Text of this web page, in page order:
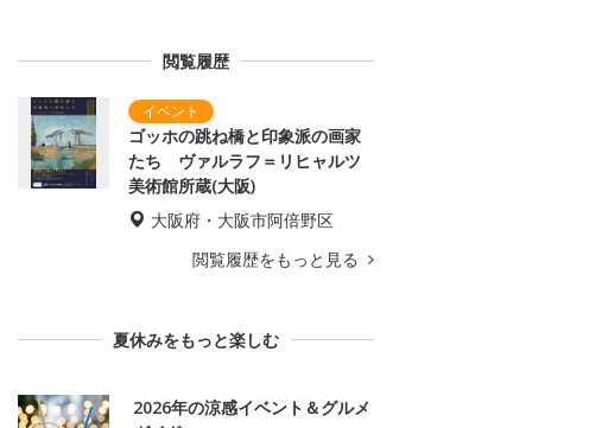
閲覧履歴
ゴッホの跳ね橋と印象派の画家
たち ヴァルラフ＝リヒャルツ
美術館所蔵(大阪)
大阪府・大阪市阿倍野区
閲覧履歴をもっと見る
夏休みをもっと楽しむ
2026年の涼感イベント＆グルメ